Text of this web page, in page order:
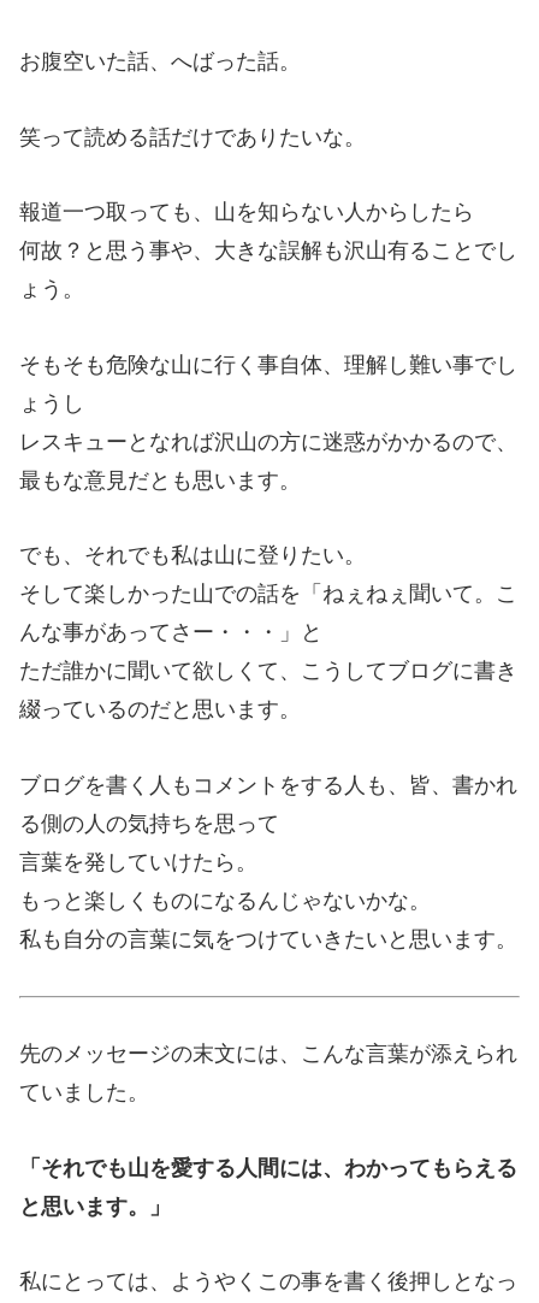
お腹空いた話、へばった話。
笑って読める話だけでありたいな。
報道一つ取っても、山を知らない人からしたら
何故？と思う事や、大きな誤解も沢山有ることでし
ょう。
そもそも危険な山に行く事自体、理解し難い事でし
ょうし
レスキューとなれば沢山の方に迷惑がかかるので、
最もな意見だとも思います。
でも、それでも私は山に登りたい。
そして楽しかった山での話を「ねぇねぇ聞いて。こ
んな事があってさー・・・」と
ただ誰かに聞いて欲しくて、こうしてブログに書き
綴っているのだと思います。
ブログを書く人もコメントをする人も、皆、書かれ
る側の人の気持ちを思って
言葉を発していけたら。
もっと楽しくものになるんじゃないかな。
私も自分の言葉に気をつけていきたいと思います。
先のメッセージの末文には、こんな言葉が添えられ
ていました。
「それでも山を愛する人間には、わかってもらえる
と思います。」
私にとっては、ようやくこの事を書く後押しとなっ